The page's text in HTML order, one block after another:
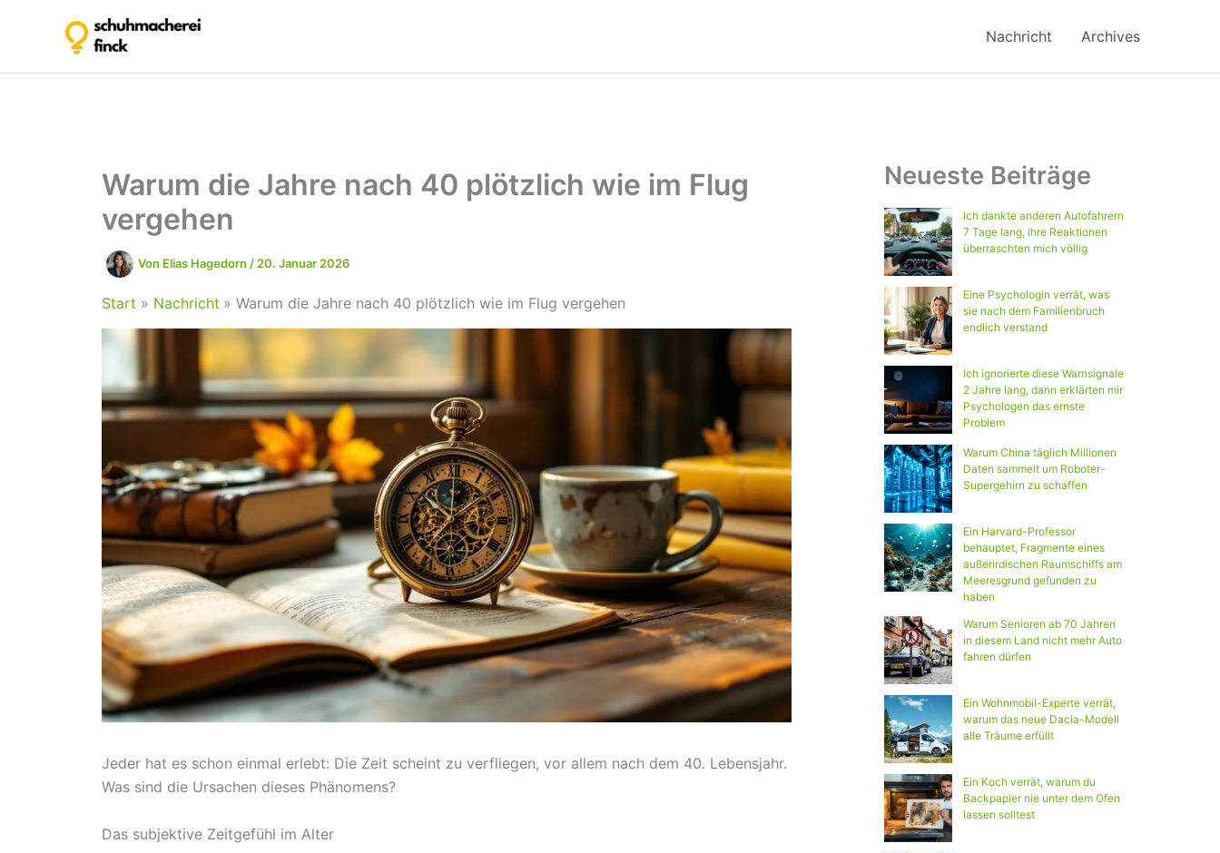
Nachricht Archives
Warum die Jahre nach 40 plötzlich wie im Flug
vergehen
Von Elias Hagedorn / 20. Januar 2026
Start Nachricht Warum die Jahre nach 40 plötzlich wie im Flug vergehen
Jeder hat es schon einmal erlebt: Die Zeit scheint zu verfliegen, vor allem nach dem 40. Lebensjahr.
Was sind die Ursachen dieses Phänomens?
Das subjektive Zeitgefühl im Alter
Neueste Beiträge
Ich dankte anderen Autofahrern
7 Tage lang, ihre Reaktionen
überraschten mich völlig
Eine Psychologin verrät, was
sie nach dem Familienbruch
endlich verstand
Ich ignorierte diese Warnsignale
2 Jahre lang, dann erklärten mir
Psychologen das ernste
Problem
Warum China täglich Millionen
Daten sammelt um Roboter-
Supergehirn zu schaffen
Ein Harvard-Professor
behauptet, Fragmente eines
außerirdischen Raumschiffs am
Meeresgrund gefunden zu
haben
Warum Senioren ab 70 Jahren
in diesem Land nicht mehr Auto
fahren dürfen
Ein Wohnmobil-Experte verrät,
warum das neue Dacia-Modell
alle Träume erfüllt
Ein Koch verrät, warum du
Backpapier nie unter dem Ofen
lassen solltest